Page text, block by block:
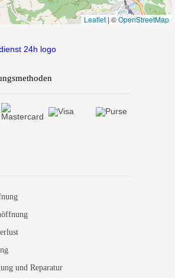
Leaflet | ©OpenStreetMap
und Reparatur